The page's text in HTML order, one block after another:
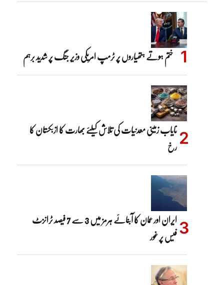
ختم ہوتے ہتھیاروں پر ٹرمپ امریکی وزیر جنگ پر شدید برہم
نایاب زمینی معدنیات کی تلاش کیلئے بھارت کا ازبکستان کا
رخ
ایران اور عمان کا آبنائے ہرمز میں 3 سے 7 فیصد ٹرانزٹ
فیس پر غور